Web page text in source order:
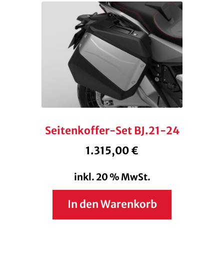
Seitenkoffer-Set BJ.21-24
1.315,00€
inkl. 20 % MwSt.
In den Warenkorb